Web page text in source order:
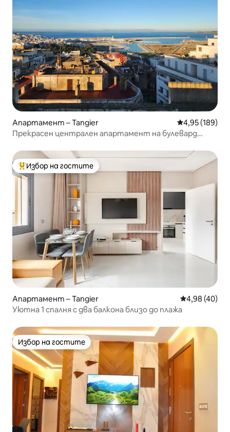
Апартамент – Tangier Средна
4,95 (189)
Прекрасен централен апартамент на булевард
Най-популярен избор на гостите
Избор на гостите
Апартамент – Tangier Средна
4,98 (40)
Уютна 1 спалня с два балкона близо до плажа
Избор на гостите
Избор на гостите